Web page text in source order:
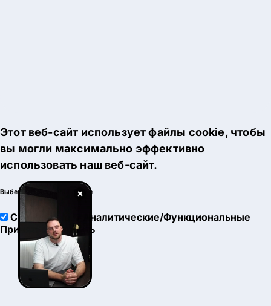
×
Этот веб-сайт использует файлы cookie, чтобы
вы могли максимально эффективно
использовать наш веб-сайт.
Выберите настройки cookie
Служебные
Аналитические/Функциональные
Принять
Настроить